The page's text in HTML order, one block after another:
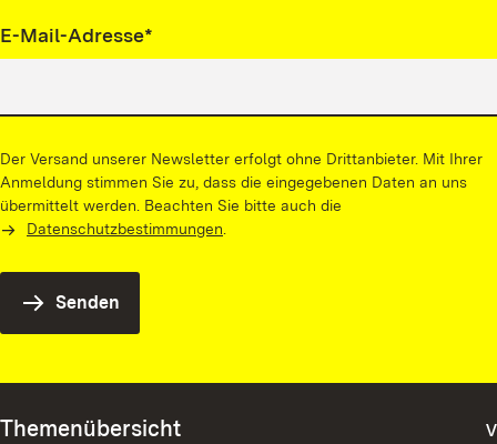
Pflichtfeld
E-Mail-Adresse*
Der Versand unserer Newsletter erfolgt ohne Drittanbieter. Mit Ihrer
Anmeldung stimmen Sie zu, dass die eingegebenen Daten an uns
übermittelt werden. Beachten Sie bitte auch die
Datenschutzbestimmungen.
Senden
Themenübersicht v